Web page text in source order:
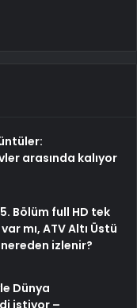
arasında kalıyor
Bölüm full HD tek
mı, ATV Altı Üstü
izlenir?
Dünya
istiyor –